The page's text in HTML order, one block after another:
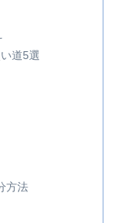
道5選
方法